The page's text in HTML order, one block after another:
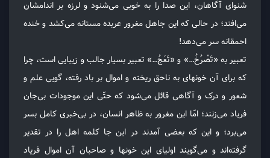
شنوای آگاهان، این صدا را به خوبی می‌شنود و لرزه بر اندامشان
می‌افتد؛ در حالی که این جاهل مغرور عربده مستانه می‌کشد و خنده
احمقانه سر می‌دهد!
تعبیر به «تَصْرُخُ…» و «تَعَجُ…» تعبیر بسیار جالب و زیبایی است، چرا
که برای آن خونهای به ناحق ریخته و اموال بر باد رفته، گویی علم و
شعور و درک و آگاهی قائل می‌شود که حتّی این موجودات بی‌جان
فریاد می‌زنند؛ امّا این مغرور به ظاهر انسان، در بی‌خبری کامل بسر
می‌برد؛ و این که بعضی آمدند در این جا کلمه اهل را در تقدیر
گرفته‌اند و می‌گویند اولیای این خونها و صاحبان آن اموال فریاد